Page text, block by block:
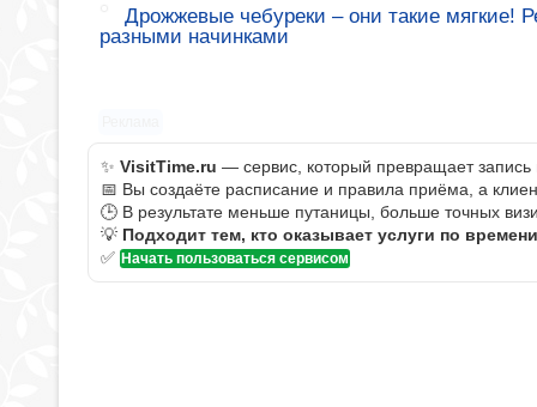
Дрожжевые чебуреки – они такие мягкие!
разными начинками
✨ VisitTime.ru — сервис, который превращает
📅 Вы создаёте расписание и правила приёма, а
🕒 В результате меньше путаницы, больше точных
💡 Подходит тем, кто оказывает услуги по
✅ Начать пользоваться сервисом